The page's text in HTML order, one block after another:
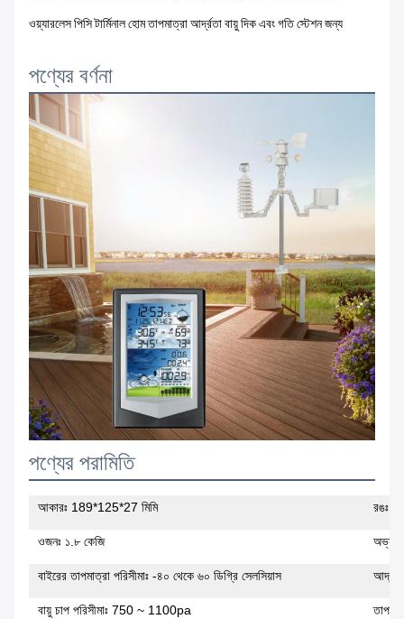
ওয়্যারলেস পিসি টার্মিনাল হোম তাপমাত্রা আর্দ্রতা বায়ু দিক এবং গতি স্টেশন জন্য
পণ্যের বর্ণনা
পণ্যের পরামিতি
আকারঃ 189*125*27 মিমি রঙঃ
ওজনঃ ১.৮ কেজি
বাইরের তাপমাত্রা পরিসীমাঃ -৪০ থেকে ৬০ ডিগ্রি সেলসিয়াস
বায়ু চাপ পরিসীমাঃ 750 ~ 1100pa